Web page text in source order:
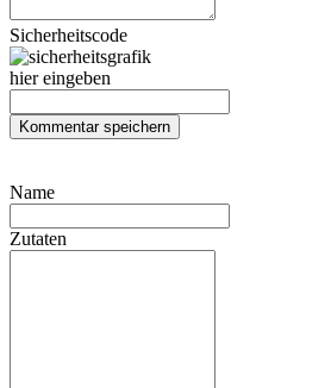
Sicherheitscode
hier eingeben
Name
Zutaten